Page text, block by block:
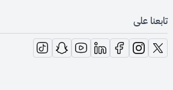
تابعنا على
opens in new window
opens in new window
opens in new window
opens in new window
opens in new window
in new window
new window